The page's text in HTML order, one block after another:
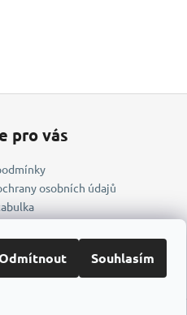
Souhlasím
pro vás
osobních údajů